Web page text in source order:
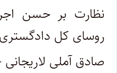
نظارت بر حسن
روسای کل
صادق آملی